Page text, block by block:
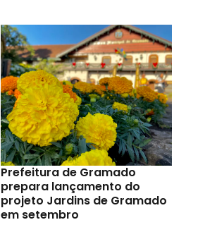
Prefeitura de Gramado
prepara lançamento do
projeto Jardins de Gramado
em setembro